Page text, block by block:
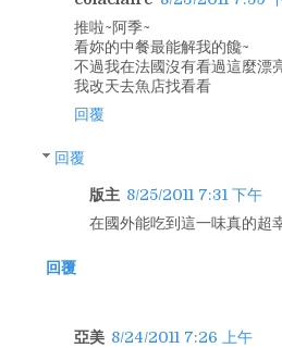
推啦~阿季~
看妳的中餐最能解我的饞~
不過我在法國沒有看過這麼漂
我改天去魚店找看看
回覆
回覆
版主 8/25/2011 7:31 下午
在國外能吃到這一味真的超
回覆
亞美 8/24/2011 7:26 上午